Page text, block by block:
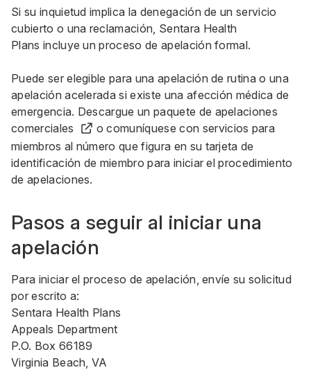
Si su inquietud implica la denegación de un servicio
cubierto o una reclamación, Sentara Health
Plans incluye un proceso de apelación formal.
Puede ser elegible para una apelación de rutina o una
apelación acelerada si existe una afección médica de
emergencia. Descargue un paquete de apelaciones
comerciales
o comuníquese con servicios para
miembros al número que figura en su tarjeta de
identificación de miembro para iniciar el procedimiento
de apelaciones.
Pasos a seguir al iniciar una
apelación
Para iniciar el proceso de apelación, envíe su solicitud
por escrito a:
Sentara Health Plans
Appeals Department
P.O. Box 66189
Virginia Beach, VA